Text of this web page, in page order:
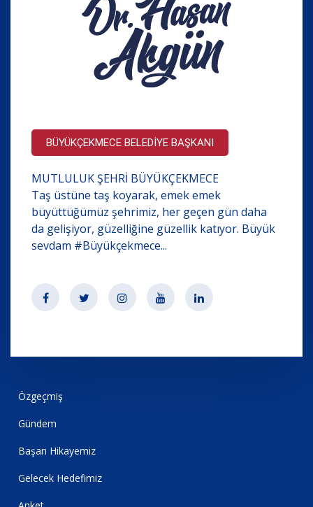
BÜYÜKÇEKMECE BELEDİYE BAŞKANI
MUTLULUK ŞEHRİ BÜYÜKÇEKMECE
Taş üstüne taş koyarak, emek emek
büyüttüğümüz şehrimiz, her geçen gün daha
da gelişiyor, güzelliğine güzellik katıyor. Büyük
sevdam #Büyükçekmece...
Özgeçmiş
Gündem
Başarı Hikayemiz
Gelecek Hedefimiz